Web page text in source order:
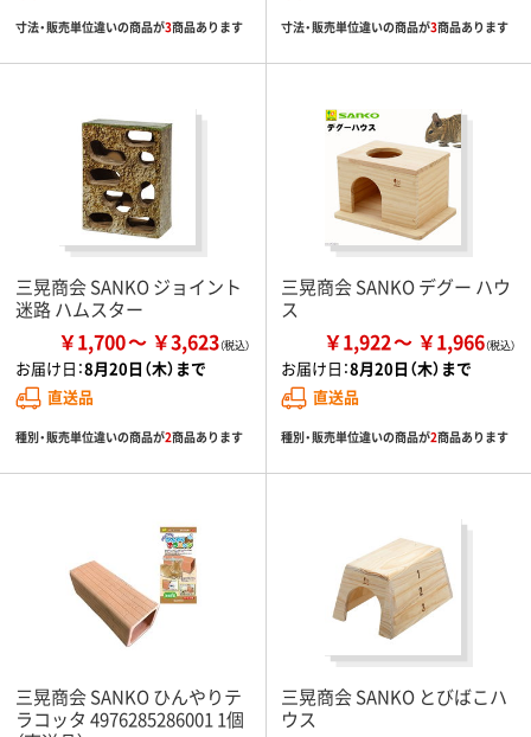
寸法・販売単位違いの商品が3商品あります 寸法・販売単位違いの商品が3商品あります
三晃商会 SANKO ジョイント
迷路 ハムスター
￥1,700 ￥3,623
お届け日：8月20日（木）まで
直送品
種別・販売単位違いの商品が2商品あります
三晃商会 SANKO デグー ハウ
ス
￥1,922 ￥1,966
お届け日：8月20日（木）まで
直送品
種別・販売単位違いの商品が2商品あります
三晃商会 SANKO ひんやりテ
ラコッタ 4976285286001 1個
三晃商会 SANKO とびばこハ
ウス